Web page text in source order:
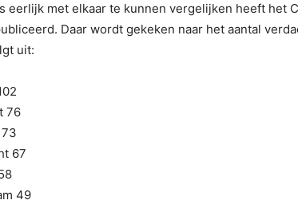
eerlijk met elkaar te kunnen vergelijken heeft het
Daar wordt gekeken naar het aantal
uit:
76
67
49